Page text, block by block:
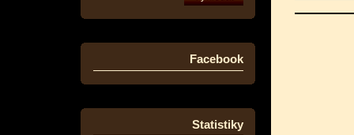
Facebook
Statistiky